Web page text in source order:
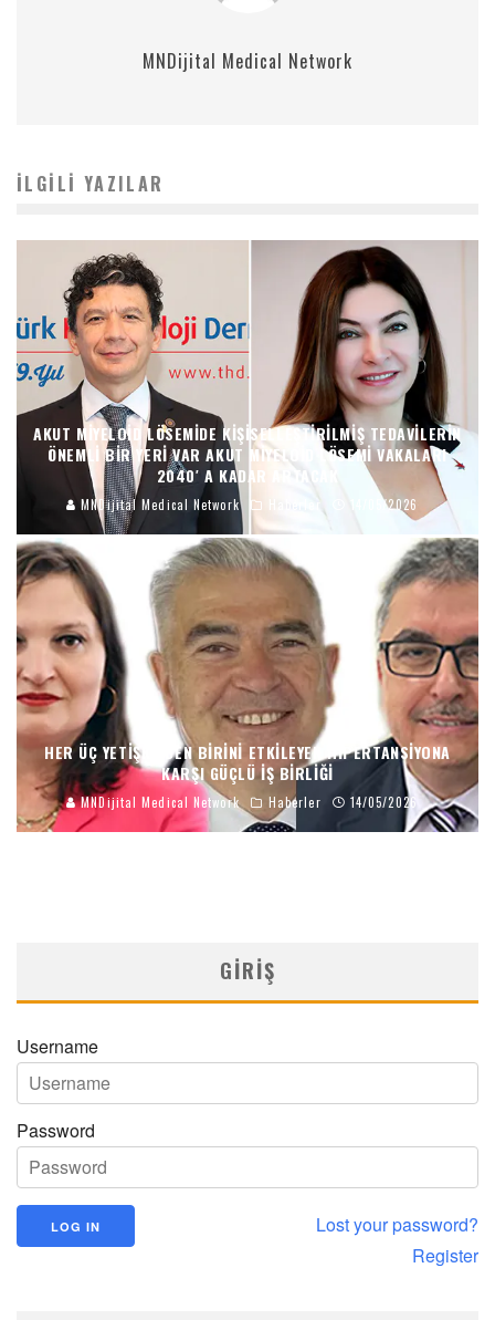
MNDijital Medical Network
İLGILI YAZILAR
AKUT MIYELOID LÖSEMIDE KIŞISELLEŞTIRILMIŞ TEDAVILERIN
ÖNEMLI BIR YERI VAR AKUT MIYELOID LÖSEMI VAKALARI
2040′ A KADAR ARTACAK
MNDijital Medical Network Haberler 14/05/2026
HER ÜÇ YETIŞKINDEN BIRINI ETKILEYEN HIPERTANSIYONA
KARŞI GÜÇLÜ İŞ BIRLIĞI
MNDijital Medical Network Haberler 14/05/2026
GIRIŞ
Username
Password
Lost your password?
Register